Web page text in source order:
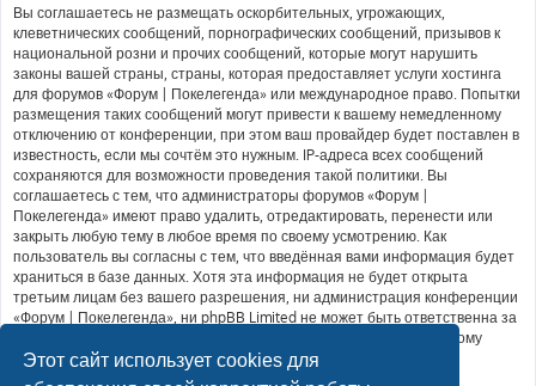
Этот сайт использует cookies для
Вы соглашаетесь не размещать оскорбительных, угрожающих,
клеветнических сообщений, порнографических сообщений, призывов к
национальной розни и прочих сообщений, которые могут нарушить
законы вашей страны, страны, которая предоставляет услуги хостинга
для форумов «Форум | Покелегенда» или международное право. Попытки
размещения таких сообщений могут привести к вашему немедленному
отключению от конференции, при этом ваш провайдер будет поставлен в
известность, если мы сочтём это нужным. IP-адреса всех сообщений
сохраняются для возможности проведения такой политики. Вы
соглашаетесь с тем, что администраторы форумов «Форум |
Покелегенда» имеют право удалить, отредактировать, перенести или
закрыть любую тему в любое время по своему усмотрению. Как
пользователь вы согласны с тем, что введённая вами информация будет
храниться в базе данных. Хотя эта информация не будет открыта
третьим лицам без вашего разрешения, ни администрация конференции
«Форум | Покелегенда», ни phpBB Limited не может быть ответственна за
действия хакеров, которые могут привести к несанкционированному
доступу к ней.